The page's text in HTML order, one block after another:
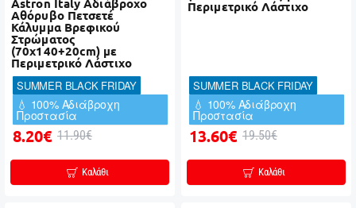
Αθόρυβο Πετσετέ
Κάλυμμα Βρεφικού
Στρώματος
(70x140+20cm) με
Περιμετρικό Λάστιχο
SUMMER BLACK FRIDAY
💧 100% Αδιάβροχη
Προστασία
8.20€ 11.90€
Καλάθι
Περιμετρικό Λάστιχο
SUMMER BLACK FRIDAY
💧 100% Αδιάβροχη
Προστασία
13.60€ 19.50€
Καλάθι